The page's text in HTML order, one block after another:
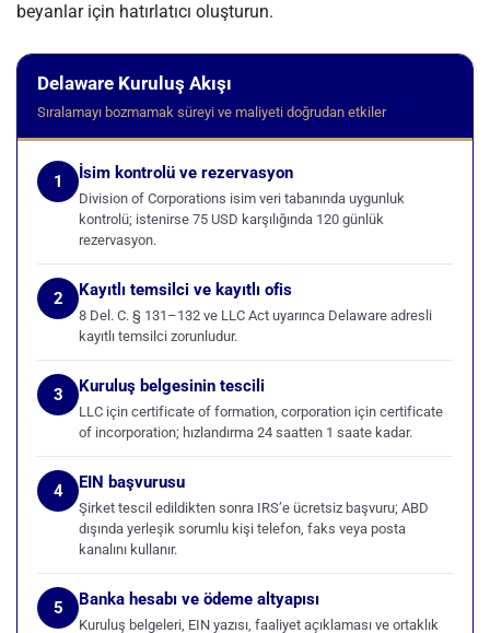
beyanlar için hatırlatıcı oluşturun.
Delaware Kuruluş Akışı
Sıralamayı bozmamak süreyi ve maliyeti doğrudan etkiler
1 İsim kontrolü ve rezervasyon
Division of Corporations isim veri tabanında uygunluk
kontrolü; istenirse 75 USD karşılığında 120 günlük
rezervasyon.
2 Kayıtlı temsilci ve kayıtlı ofis
8 Del. C. § 131–132 ve LLC Act uyarınca Delaware adresli
kayıtlı temsilci zorunludur.
3 Kuruluş belgesinin tescili
LLC için certificate of formation, corporation için certificate
of incorporation; hızlandırma 24 saatten 1 saate kadar.
4 EIN başvurusu
Şirket tescil edildikten sonra IRS’e ücretsiz başvuru; ABD
dışında yerleşik sorumlu kişi telefon, faks veya posta
kanalını kullanır.
5 Banka hesabı ve ödeme altyapısı
Kuruluş belgeleri, EIN yazısı, faaliyet açıklaması ve ortaklık